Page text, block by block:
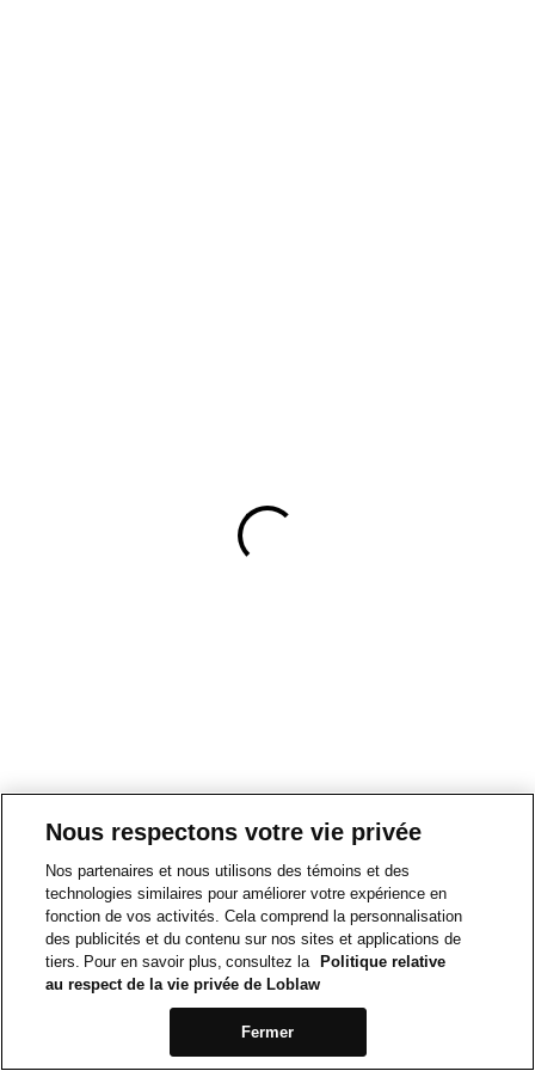
Nous respectons votre vie privée
Nos partenaires et nous utilisons des témoins et des
technologies similaires pour améliorer votre expérience en
fonction de vos activités. Cela comprend la personnalisation
des publicités et du contenu sur nos sites et applications de
tiers. Pour en savoir plus, consultez la
Politique relative
au respect de la vie privée de Loblaw
Fermer